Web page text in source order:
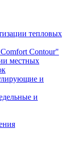
тепловых
Contour"
местных
и
и